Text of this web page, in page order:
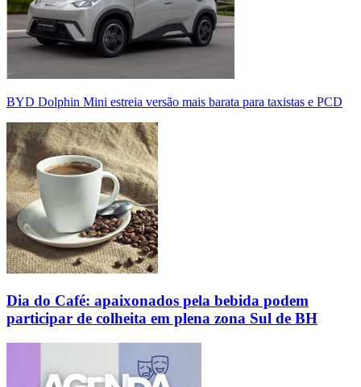
BYD Dolphin Mini estreia versão mais barata para taxistas e PCD
Dia do Café: apaixonados pela bebida podem
participar de colheita em plena zona Sul de BH